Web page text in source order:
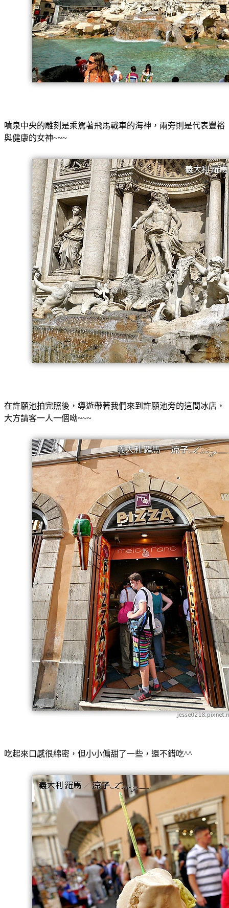
噴泉中央的雕刻是乘駕著飛馬戰車的海神，兩旁則是代表豐裕
與健康的女神~~~
在許願池拍完照後，導遊帶著我們來到許願池旁的這間冰店，
大方請客一人一個呦~~~
吃起來口感很綿密，但小小偏甜了一些，還不錯吃^^